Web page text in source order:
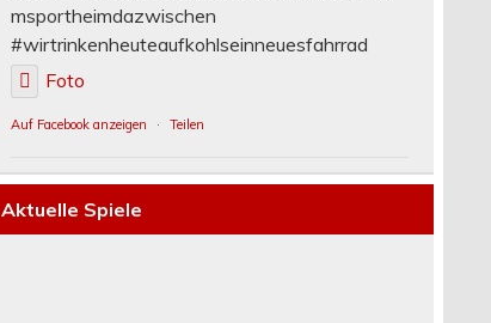
msportheimdazwischen
#wirtrinkenheuteaufkohlseinneuesfahrrad
Foto
Auf Facebook anzeigen · Teilen
Aktuelle Spiele